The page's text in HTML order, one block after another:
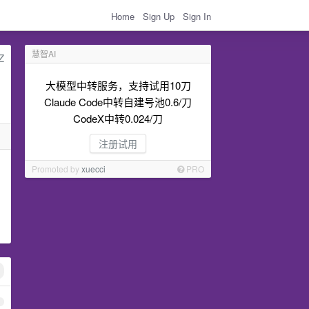
Home Sign Up Sign In
慧智AI
大模型中转服务，支持试用10刀
Claude Code中转自建号池0.6/刀
CodeX中转0.024/刀
注册试用
Promoted byxuecci PRO